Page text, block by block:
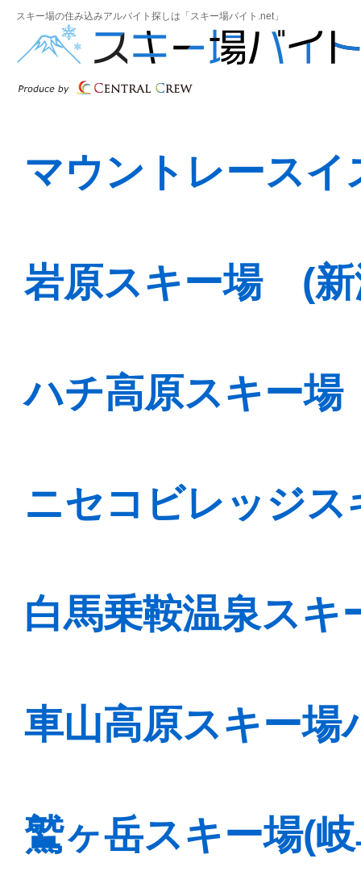
スキー場の住み込みアルバイト探しは「スキー場バイト.net」
マウントレースイ
岩原スキー場 (新
ハチ高原スキー場
ニセコビレッジス
白馬乗鞍温泉スキ
車山高原スキー場
鷲ヶ岳スキー場(